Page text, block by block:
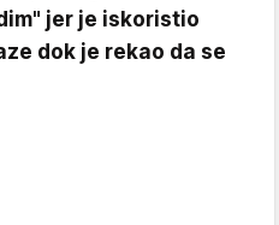
jer je iskoristio
dok je rekao da se